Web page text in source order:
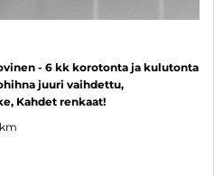
- 6 kk korotonta ja kulutonta
juuri vaihdettu,
Kahdet renkaat!